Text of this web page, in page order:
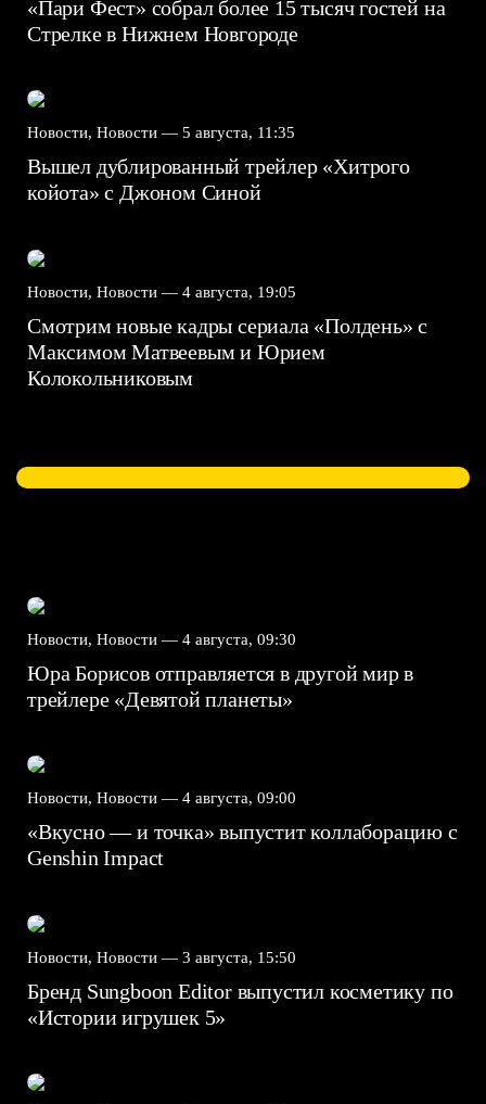
«Пари Фест» собрал более 15 тысяч гостей на
Стрелке в Нижнем Новгороде
Новости, Новости — 5 августа, 11:35
Вышел дублированный трейлер «Хитрого
койота» с Джоном Синой
Новости, Новости — 4 августа, 19:05
Смотрим новые кадры сериала «Полдень» с
Максимом Матвеевым и Юрием
Колокольниковым
Новости, Новости — 4 августа, 09:30
Юра Борисов отправляется в другой мир в
трейлере «Девятой планеты»
Новости, Новости — 4 августа, 09:00
«Вкусно — и точка» выпустит коллаборацию с
Genshin Impact⁠⁠
Новости, Новости — 3 августа, 15:50
Бренд Sungboon Editor выпустил косметику по
«Истории игрушек 5»